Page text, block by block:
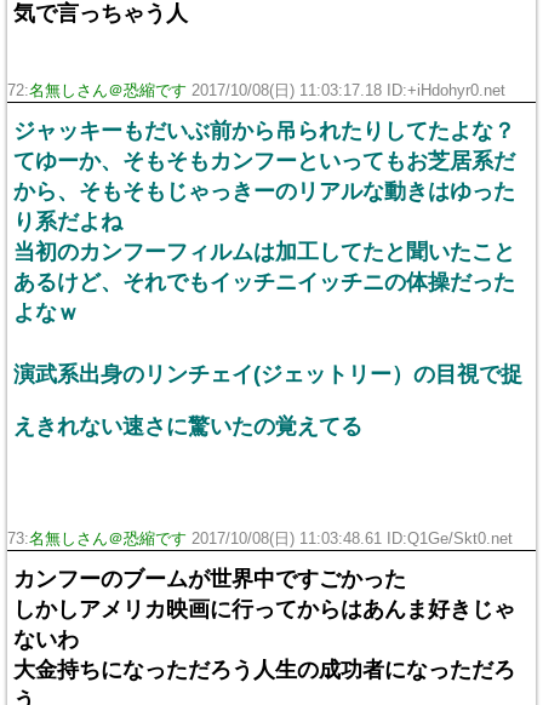
気で言っちゃう人
72:名無しさん＠恐縮です 2017/10/08(日) 11:03:17.18 ID:+iHdohyr0.net
ジャッキーもだいぶ前から吊られたりしてたよな？
てゆーか、そもそもカンフーといってもお芝居系だ
から、そもそもじゃっきーのリアルな動きはゆった
り系だよね
当初のカンフーフィルムは加工してたと聞いたこと
あるけど、それでもイッチニイッチニの体操だった
よなｗ
演武系出身のリンチェイ(ジェットリー）の目視で捉
えきれない速さに驚いたの覚えてる
73:名無しさん＠恐縮です 2017/10/08(日) 11:03:48.61 ID:Q1Ge/Skt0.net
カンフーのブームが世界中ですごかった
しかしアメリカ映画に行ってからはあんま好きじゃ
ないわ
大金持ちになっただろう人生の成功者になっただろ
う